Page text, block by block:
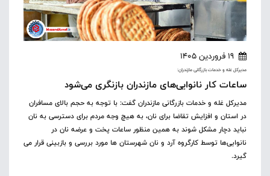
19 فروردین 1405
مدیرکل غله و خدمات بازرگانی مازندران:
ساعات کار نانوایی‌های مازندران بازنگری می‌شود
مدیرکل غله و خدمات بازرگانی مازندران گفت: با توجه به حجم بالای مسافران
در استان و افزایش تقاضا برای نان، به هیچ وجه مردم برای دسترسی به نان
نباید دچار مشکل شوند به همین منظور ساعات پخت و عرضه نان در
نانوایی‌ها توسط کارگروه آرد و نان شهرستان ها مورد بررسی و بازبینی قرار می
گیرد.